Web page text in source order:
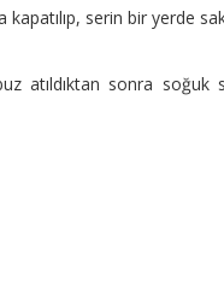
serin bir yerde
atıldıktan sonra soğuk